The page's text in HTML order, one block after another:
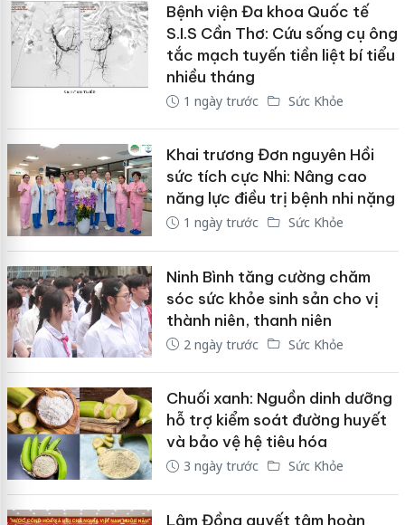
Bệnh viện Đa khoa Quốc tế
S.I.S Cần Thơ: Cứu sống cụ ông
tắc mạch tuyến tiền liệt bí tiểu
nhiều tháng
1 ngày trước Sức Khỏe
Khai trương Đơn nguyên Hồi
sức tích cực Nhi: Nâng cao
năng lực điều trị bệnh nhi nặng
1 ngày trước Sức Khỏe
Ninh Bình tăng cường chăm
sóc sức khỏe sinh sản cho vị
thành niên, thanh niên
2 ngày trước Sức Khỏe
Chuối xanh: Nguồn dinh dưỡng
hỗ trợ kiểm soát đường huyết
và bảo vệ hệ tiêu hóa
3 ngày trước Sức Khỏe
Lâm Đồng quyết tâm hoàn